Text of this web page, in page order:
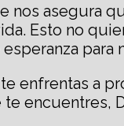
nos asegura
Esto no
para
enfrentas a
encuentres,